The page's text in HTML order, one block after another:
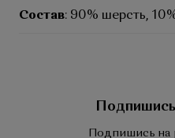
Состав: 90% шерсть,
Подпишись на